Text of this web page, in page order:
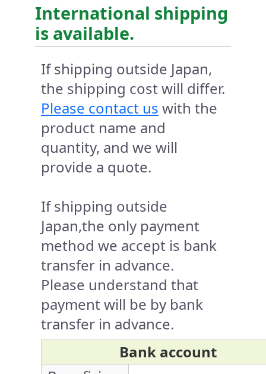
International shipping
is available.
If shipping outside Japan,
the shipping cost will differ.
Please contact us with the
product name and
quantity, and we will
provide a quote.
If shipping outside
Japan,the only payment
method we accept is bank
transfer in advance.
Please understand that
payment will be by bank
transfer in advance.
Bank account